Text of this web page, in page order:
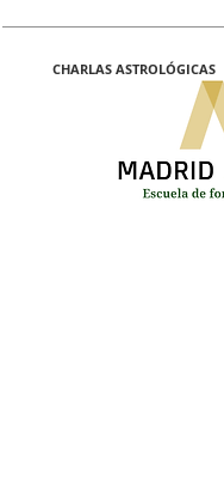
CHARLAS ASTROLÓGICAS